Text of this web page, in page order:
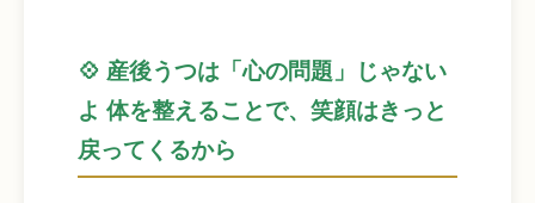
💠 産後うつは「心の問題」じゃない
よ 体を整えることで、笑顔はきっと
戻ってくるから